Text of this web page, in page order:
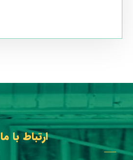
ارتباط با ما